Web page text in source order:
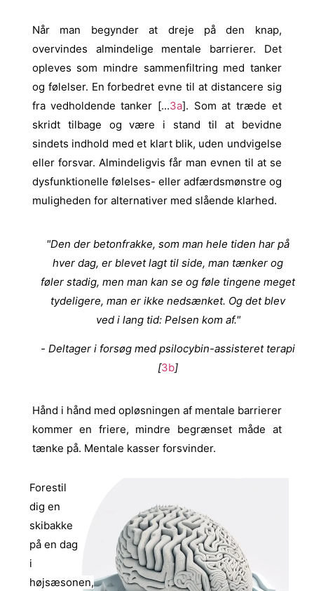
Når man begynder at dreje på den knap,
overvindes almindelige mentale barrierer. Det
opleves som mindre sammenfiltring med tanker
og følelser. En forbedret evne til at distancere sig
fra vedholdende tanker [...3a]. Som at træde et
skridt tilbage og være i stand til at bevidne
sindets indhold med et klart blik, uden undvigelse
eller forsvar. Almindeligvis får man evnen til at se
dysfunktionelle følelses- eller adfærdsmønstre og
muligheden for alternativer med slående klarhed.
"Den der betonfrakke, som man hele tiden har på
hver dag, er blevet lagt til side, man tænker og
føler stadig, men man kan se og føle tingene meget
tydeligere, man er ikke nedsænket. Og det blev
ved i lang tid: Pelsen kom af."
- Deltager i forsøg med psilocybin-assisteret terapi
[3b]
Hånd i hånd med opløsningen af mentale barrierer
kommer en friere, mindre begrænset måde at
tænke på. Mentale kasser forsvinder.
Forestil
dig en
skibakke
på en dag
i
højsæsonen,